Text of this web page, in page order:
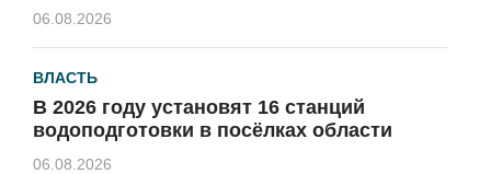
06.08.2026
ВЛАСТЬ
В 2026 году установят 16 станций
водоподготовки в посёлках области
06.08.2026